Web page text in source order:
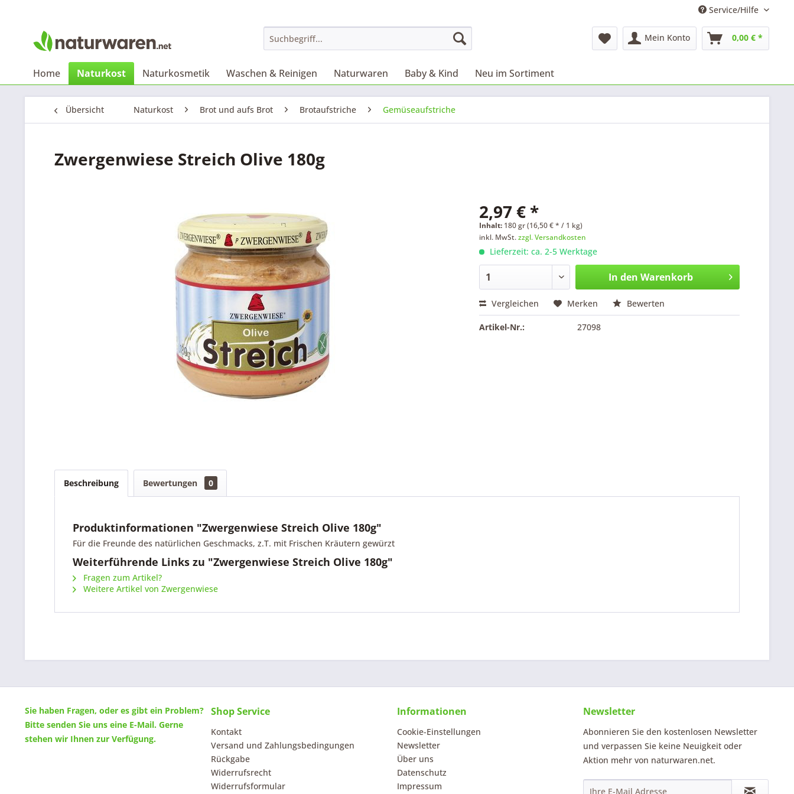
Service/Hilfe
Mein Konto 0,00 € *
Home Naturkost Naturkosmetik Waschen & Reinigen Naturwaren Baby & Kind Neu im Sortiment
Übersicht Naturkost Brot und aufs Brot Brotaufstriche Gemüseaufstriche
Zwergenwiese Streich Olive 180g
2,97 € *
Inhalt: 180 gr (16,50 € * / 1 kg)
inkl. MwSt.zzgl. Versandkosten
Lieferzeit: ca. 2-5 Werktage
In den Warenkorb
Vergleichen Merken Bewerten
Artikel-Nr.: 27098
Beschreibung Bewertungen 0
Produktinformationen "Zwergenwiese Streich Olive 180g"
Für die Freunde des natürlichen Geschmacks, z.T. mit Frischen Kräutern gewürzt
Weiterführende Links zu "Zwergenwiese Streich Olive 180g"
Fragen zum Artikel?
Weitere Artikel von Zwergenwiese
Sie haben Fragen, oder es gibt ein Problem?
Bitte senden Sie uns eine E-Mail. Gerne
stehen wir Ihnen zur Verfügung.
Shop Service
Kontakt
Versand und Zahlungsbedingungen
Rückgabe
Widerrufsrecht
Widerrufsformular
Informationen
Cookie-Einstellungen
Newsletter
Über uns
Datenschutz
Impressum
Newsletter
Abonnieren Sie den kostenlosen Newsletter
und verpassen Sie keine Neuigkeit oder
Aktion mehr von naturwaren.net.